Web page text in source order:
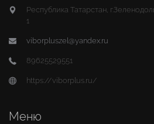
Республика Татарстан,
1
viborpluszel@yandex.ru
89625529551
https://viborplus.ru/
Меню